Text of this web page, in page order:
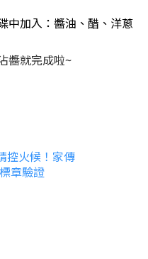
中加入：醬油、醋、洋蔥
醬就完成啦~